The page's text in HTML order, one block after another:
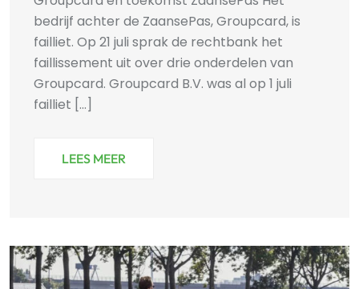
bedrijf achter de ZaansePas, Groupcard, is
failliet. Op 21 juli sprak de rechtbank het
faillissement uit over drie onderdelen van
Groupcard. Groupcard B.V. was al op 1 juli
failliet [...]
LEES MEER